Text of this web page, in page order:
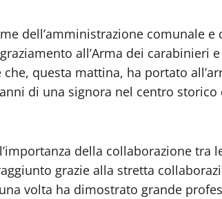
dell’amministrazione comunale
all’Arma dei carabinieri
questa mattina, ha portato
di una signora nel centro storico
della collaborazione tra
grazie alla stretta
volta ha dimostrato grande